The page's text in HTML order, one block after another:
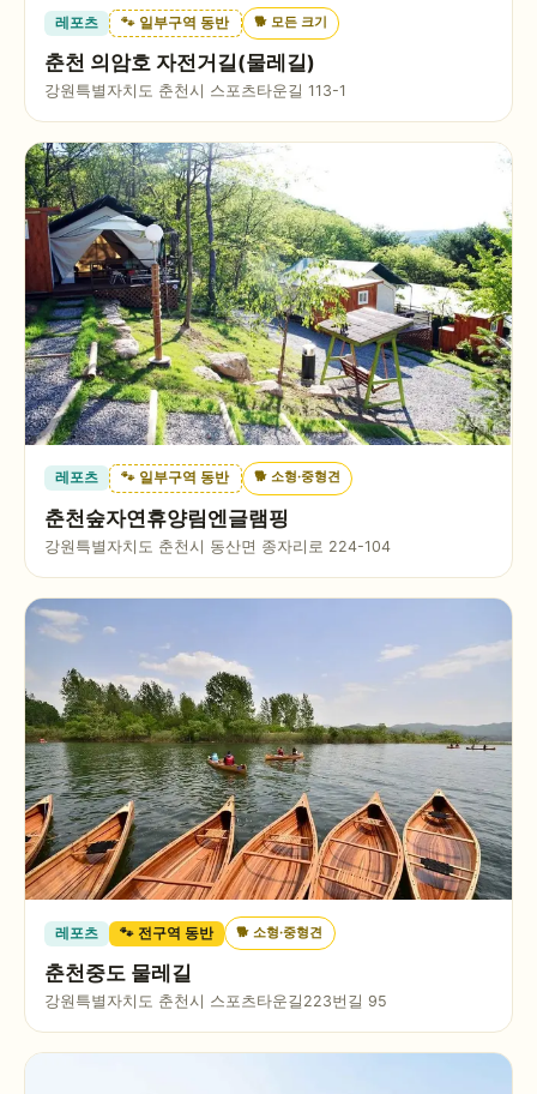
레포츠 🐾 일부구역 동반 🐕 모든 크기
춘천 의암호 자전거길(물레길)
강원특별자치도 춘천시 스포츠타운길 113-1
레포츠 🐾 일부구역 동반 🐕 소형·중형견
춘천숲자연휴양림엔글램핑
강원특별자치도 춘천시 동산면 종자리로 224-104
레포츠 🐾 전구역 동반 🐕 소형·중형견
춘천중도 물레길
강원특별자치도 춘천시 스포츠타운길223번길 95